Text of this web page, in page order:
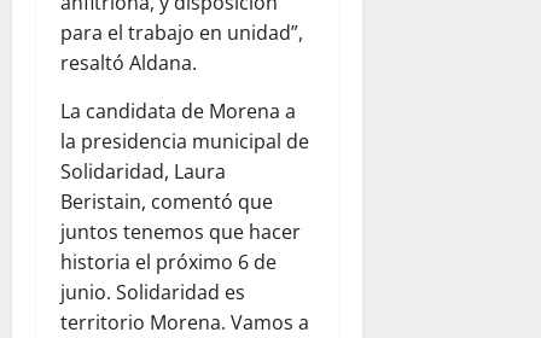
para el trabajo en unidad”,
resaltó Aldana.
La candidata de Morena a
la presidencia municipal de
Solidaridad, Laura
Beristain, comentó que
juntos tenemos que hacer
historia el próximo 6 de
junio. Solidaridad es
territorio Morena. Vamos a